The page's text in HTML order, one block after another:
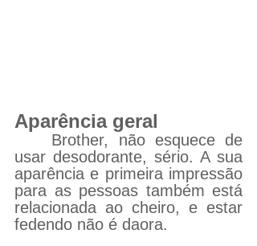
Aparência geral
Brother, não esquece de
usar desodorante, sério. A sua
aparência e primeira impressão
para as pessoas também está
relacionada ao cheiro, e estar
fedendo não é daora.